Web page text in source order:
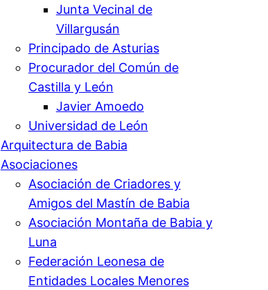
Junta Vecinal de
Villargusán
Principado de Asturias
Procurador del Común de
Castilla y León
Javier Amoedo
Universidad de León
Arquitectura de Babia
Asociaciones
Asociación de Criadores y
Amigos del Mastín de Babia
Asociación Montaña de Babia y
Luna
Federación Leonesa de
Entidades Locales Menores